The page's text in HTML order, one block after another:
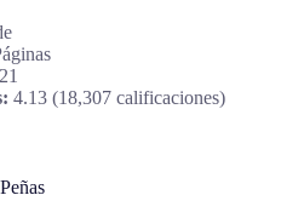
4.13 (18,307 calificaciones)